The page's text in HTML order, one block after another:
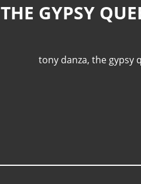
THE GYPSY
tony danza, the gypsy